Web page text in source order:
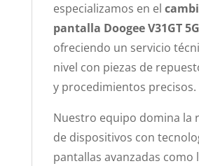
especializamos en el
pantalla Doogee V31GT 5G
ofreciendo un servicio
nivel con piezas de
y procedimientos precisos.
Nuestro equipo domina la
de dispositivos con
pantallas avanzadas como